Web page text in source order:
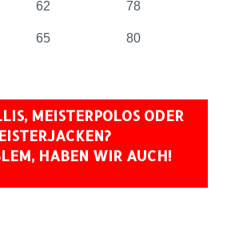
62 78
65 80
MEISTERPOLOS ODER
HABEN WIR AUCH!